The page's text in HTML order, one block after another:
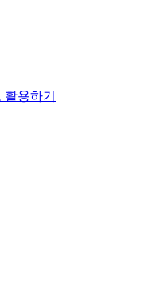
용하기